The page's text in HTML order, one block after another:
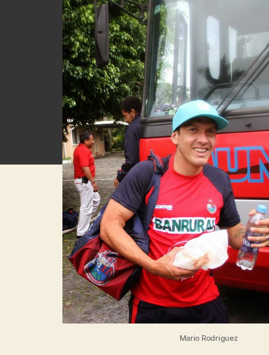
Mario Rodriguez